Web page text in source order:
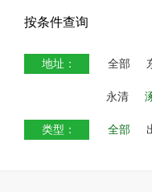
按条件查询
地址： 全部
永清
类型： 全部